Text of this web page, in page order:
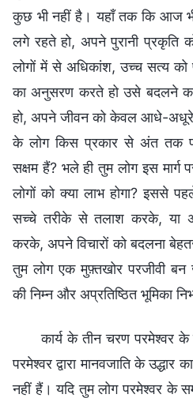
कुछ भी नहीं है। यहाँ तक कि आज
लगे रहते हो, अपने पुरानी प्रकृति
लोगों में से अधिकांश, उच्च सत्य को
का अनुसरण करते हो उसे बदलने
हो, अपने जीवन को केवल आधे-अधूरे
के लोग किस प्रकार से अंत तक
सक्षम हैं? भले ही तुम लोग इस
लोगों को क्या लाभ होगा? इससे
सच्चे तरीके से तलाश करके, या
करके, अपने विचारों को बदलना
तुम लोग एक मुफ़्तखोर परजीवी
की निम्न और अप्रतिष्ठित भूमिका
कार्य के तीन चरण परमेश्वर
परमेश्वर द्वारा मानवजाति के
नहीं हैं। यदि तुम लोग परमेश्वर के